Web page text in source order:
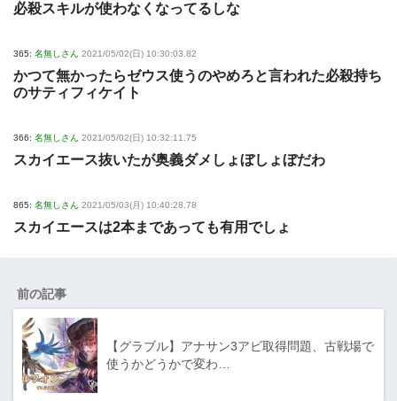
必殺スキルが使わなくなってるしな
365: 名無しさん 2021/05/02(日) 10:30:03.82
かつて無かったらゼウス使うのやめろと言われた必殺持ち
のサティフィケイト
366: 名無しさん 2021/05/02(日) 10:32:11.75
スカイエース抜いたが奥義ダメしょぼしょぼだわ
865: 名無しさん 2021/05/03(月) 10:40:28.78
スカイエースは2本まであっても有用でしょ
前の記事
【グラブル】アナサン3アビ取得問題、古戦場で
使うかどうかで変わ…